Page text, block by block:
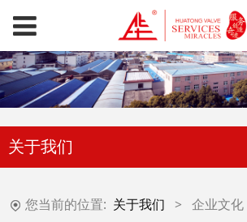
关于我们
您当前的位置: 关于我们 > 企业文化